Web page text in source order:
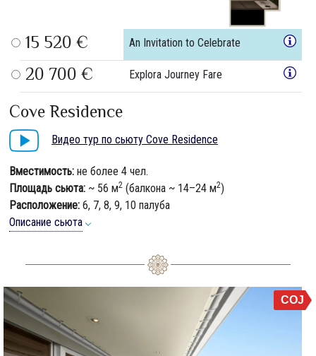
15 520 € An Invitation to Celebrate
20 700 € Explora Journey Fare
Cove Residence
Видео тур по сьюту Cove Residence
Вместимость: не более 4 чел.
Площадь сьюта: ~ 56 м2 (балкона ~ 14–24 м2)
Расположение: 6, 7, 8, 9, 10 палуба
Описание сьюта
COJ